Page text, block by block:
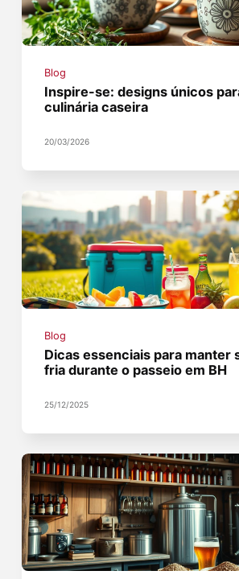
Blog
Inspire-se: designs únicos
culinária caseira
20/03/2026
Blog
Dicas essenciais para manter
fria durante o passeio em BH
25/12/2025